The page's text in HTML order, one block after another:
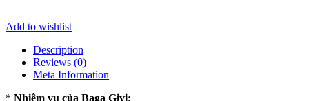
Add to wishlist
Description
Reviews (0)
Meta Information
* Nhiệm vụ của Baga Givi: